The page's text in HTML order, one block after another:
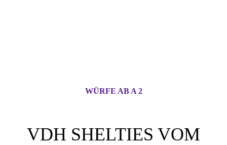
WÜRFE AB A 2
VDH SHELTIES VOM